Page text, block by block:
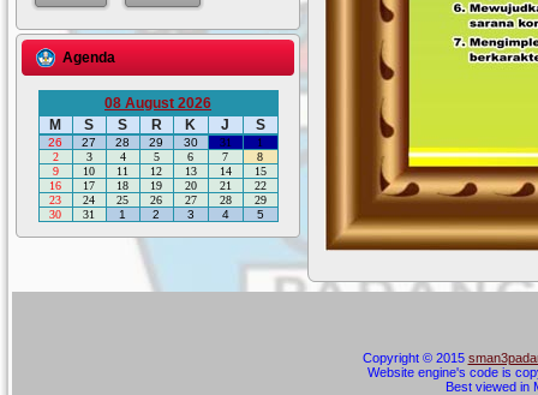
Agenda
08 August 2026
M
S S R K J S
26 27 28 29 30 31
1
2
3 4 5 6 7
8
9
10 11 12 13 14
15
16
17 18 19 20 21
22
23
24 25 26 27 28
29
30
31 1 2 3 4 5
Copyright © 2015
Website engine's code is
Best viewed in